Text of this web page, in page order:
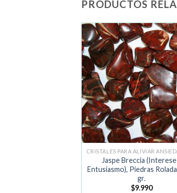
PRODUCTOS
Jaspe Breccia
Entusiasmo), Piedras
gr.
$9.990